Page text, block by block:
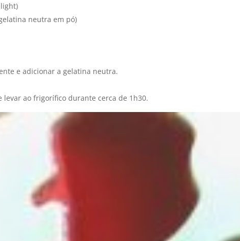
neutra em pó)
e adicionar a gelatina neutra.
ao frigorífico durante cerca de 1h30.